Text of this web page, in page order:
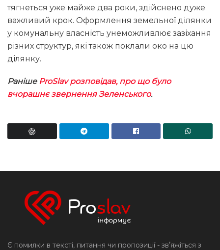
тягнеться уже майже два роки, здійснено дуже
важливий крок. Оформлення земельної ділянки
у комунальну власність унеможливлює зазіхання
різних структур, які також поклали око на цю
ділянку.
Раніше ProSlavрозповідав, про що було
вчорашнє звернення Зеленського.
Є помилки в тексті, питання чи пропозиції - звʼяжіться з